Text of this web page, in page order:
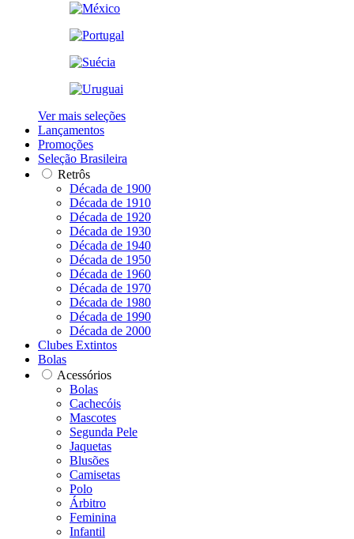
Ver mais seleções
Lançamentos
Promoções
Seleção Brasileira
Retrôs
Década de 1900
Década de 1910
Década de 1920
Década de 1930
Década de 1940
Década de 1950
Década de 1960
Década de 1970
Década de 1980
Década de 1990
Década de 2000
Clubes Extintos
Bolas
Acessórios
Bolas
Cachecóis
Mascotes
Segunda Pele
Jaquetas
Blusões
Camisetas
Polo
Árbitro
Feminina
Infantil